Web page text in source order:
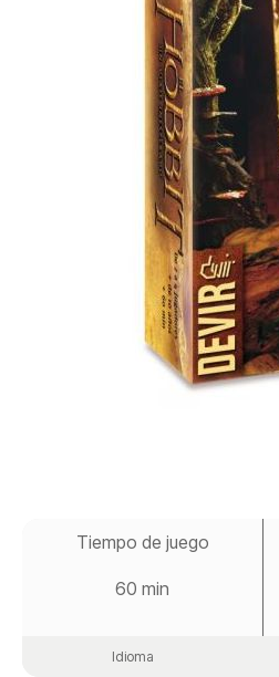
comienzoTiempo de juego
60 min
Idioma